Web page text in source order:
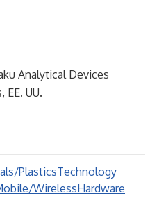
Analytical Devices
UU.
PlasticsTechnology
WirelessHardware